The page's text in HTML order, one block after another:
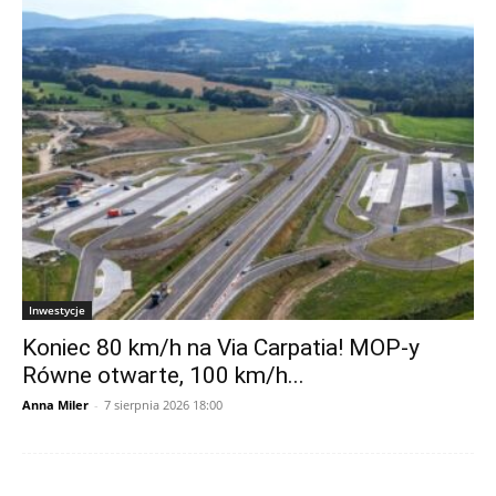
Inwestycje
Koniec 80 km/h na Via Carpatia! MOP-y
Równe otwarte, 100 km/h...
Anna Miler - 7 sierpnia 2026 18:00